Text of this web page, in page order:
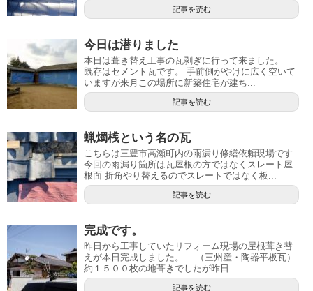
記事を読む
今日は潜りました
本日は葺き替え工事の瓦剥ぎに行って来ました。
既存はセメント瓦です。 手前側がやけに広く空いて
いますが来月この場所に新築住宅が建ち...
記事を読む
蝋燭桟という名の瓦
こちらは三豊市高瀬町内の雨漏り修繕依頼現場です
今回の雨漏り箇所は瓦屋根の方ではなくスレート屋
根面 折角やり替えるのでスレートではなく板...
記事を読む
完成です。
昨日から工事していたリフォーム現場の屋根葺き替
えが本日完成しました。 （三州産・陶器平板瓦）
約１５００枚の地葺きでしたが昨日...
記事を読む